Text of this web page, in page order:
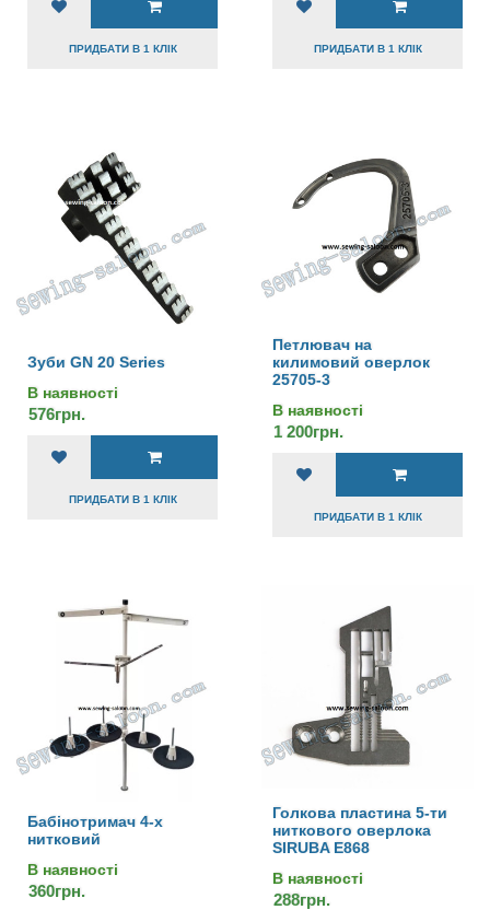
ПРИДБАТИ В 1 КЛІК ПРИДБАТИ В 1 КЛІК
Зуби GN 20 Series
В наявності
576грн.
ПРИДБАТИ В 1 КЛІК
Петлювач на
килимовий оверлок
25705-3
В наявності
1 200грн.
ПРИДБАТИ В 1 КЛІК
Бабінотримач 4-х
нитковий
В наявності
360грн.
Голкова пластина 5-ти
ниткового оверлока
SIRUBA E868
В наявності
288грн.